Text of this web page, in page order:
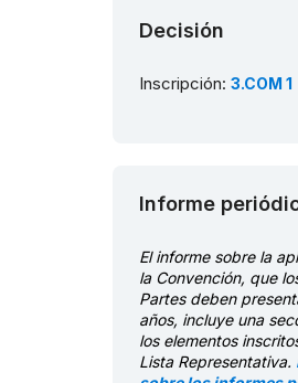
Decisión
Inscripción: 3.COM 1
Informe
El informe sobre la
la Convención, que
Partes deben
años, incluye una
los elementos
Lista Representativa.